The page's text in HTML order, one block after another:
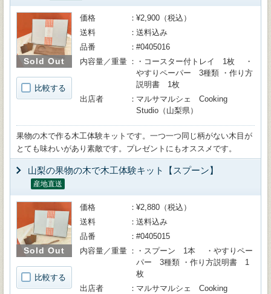
Sold Out
比較する
価格
¥2,900（税込）
送料
送料込み
品番
#0405016
内容量／重量
・コースター付トレイ 1枚 ・
やすりペーパー 3種類 ・作り方
説明書 1枚
出店者
マルサマルシェ Cooking
Studio（山梨県）
果物の木で作る木工体験キットです。一つ一つ同じ柄がない木目が
とても味わいがあり素敵です。プレゼントにもオススメです。
山梨の果物の木で木工体験キット【スプーン】
産地直送
Sold Out
比較する
価格
¥2,880（税込）
送料
送料込み
品番
#0405015
内容量／重量
・スプーン 1本 ・やすりペー
パー 3種類 ・作り方説明書 1
枚
出店者
マルサマルシェ Cooking